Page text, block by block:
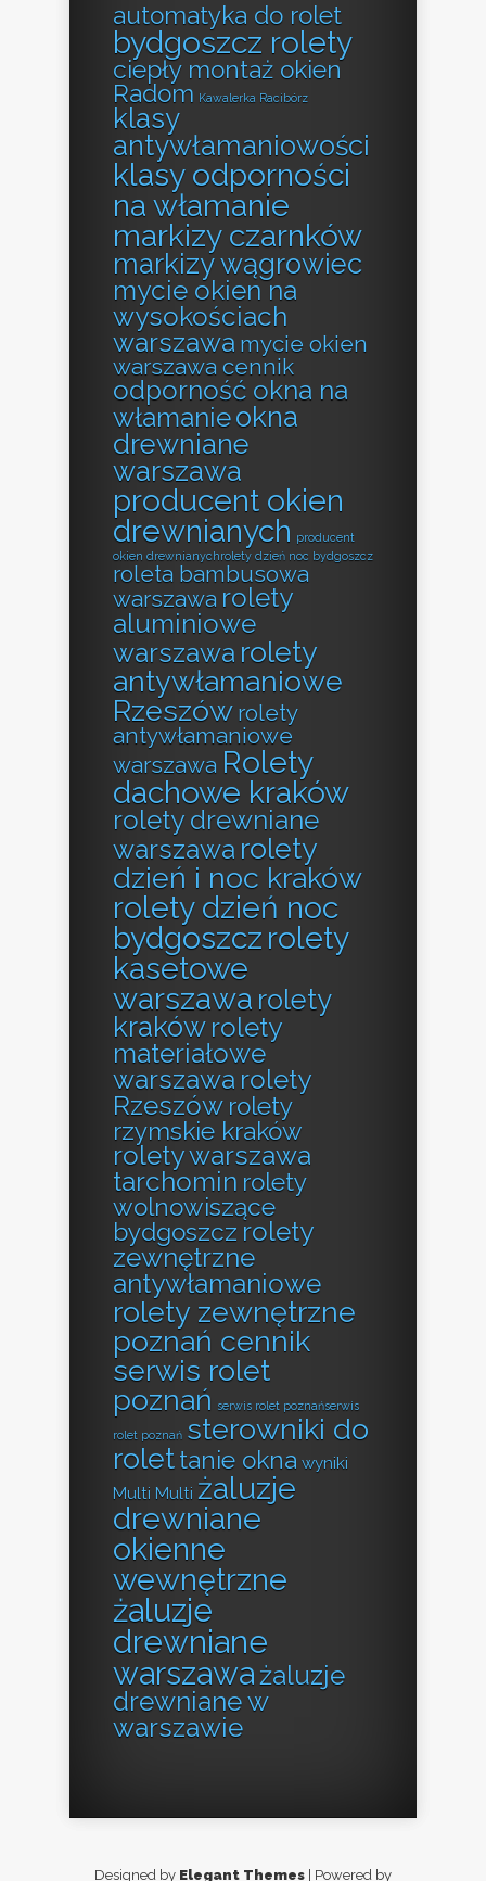
automatyka do rolet
bydgoszcz rolety
ciepły montaż okien
Radom Kawalerka Racibórz
klasy
antywłamaniowości
klasy odporności
na włamanie
markizy czarnków
markizy wągrowiec
mycie okien na
wysokościach
warszawa mycie okien
warszawa cennik
odporność okna na
włamanieokna
drewniane
warszawa
producent okien
drewnianych producent
okien drewnianychrolety dzień noc bydgoszcz
roleta bambusowa
warszawa rolety
aluminiowe
warszawa rolety
antywłamaniowe
Rzeszów rolety
antywłamaniowe
warszawa Rolety
dachowe kraków
rolety drewniane
warszawa rolety
dzień i noc kraków
rolety dzień noc
bydgoszcz rolety
kasetowe
warszawa rolety
kraków rolety
materiałowe
warszawa rolety
Rzeszów rolety
rzymskie kraków
rolety warszawa
tarchomin rolety
wolnowiszące
bydgoszcz rolety
zewnętrzne
antywłamaniowe
rolety zewnętrzne
poznań cennik
serwis rolet
poznań serwis rolet poznańserwis
rolet poznań sterowniki do
rolettanie okna wyniki
Multi Multi żaluzje
drewniane
okienne
wewnętrzne
żaluzje
drewniane
warszaważaluzje
drewniane w
warszawie
Designed by Elegant Themes | Powered by